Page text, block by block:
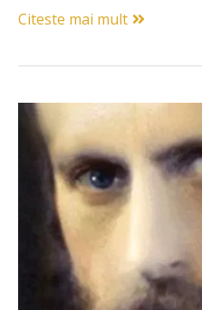
Citeste mai mult